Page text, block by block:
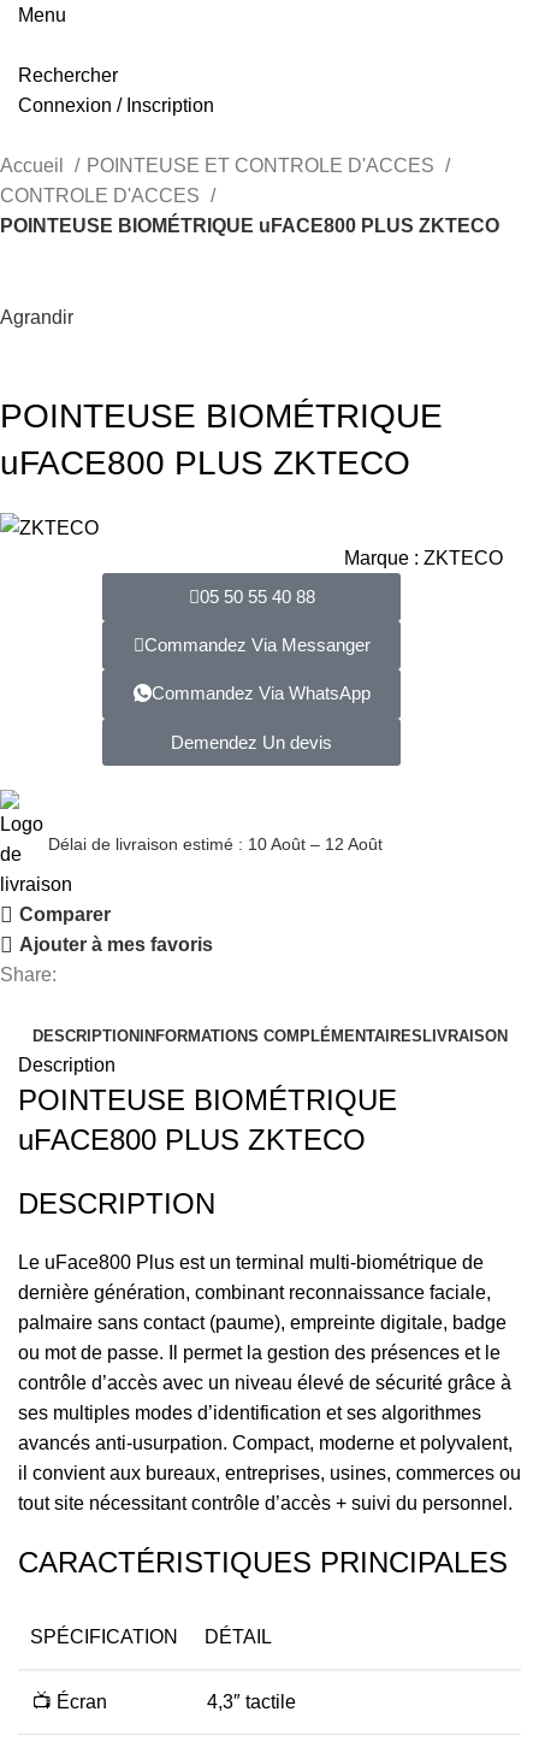
Menu
Rechercher
Connexion / Inscription
Accueil
POINTEUSE ET CONTROLE D'ACCES
CONTROLE D'ACCES
POINTEUSE BIOMÉTRIQUE uFACE800 PLUS ZKTECO
Agrandir
POINTEUSE BIOMÉTRIQUE
uFACE800 PLUS ZKTECO
Marque :ZKTECO
05 50 55 40 88
Commandez Via Messanger
Commandez Via WhatsApp
Demendez Un devis
Délai de livraison estimé : 10 Août – 12 Août
Comparer
Ajouter à mes favoris
Share:
DESCRIPTIONINFORMATIONS COMPLÉMENTAIRESLIVRAISON
Description
POINTEUSE BIOMÉTRIQUE
uFACE800 PLUS ZKTECO
DESCRIPTION
Le uFace800 Plus est un terminal multi-biométrique de
dernière génération, combinant reconnaissance faciale,
palmaire sans contact (paume), empreinte digitale, badge
ou mot de passe. Il permet la gestion des présences et le
contrôle d’accès avec un niveau élevé de sécurité grâce à
ses multiples modes d’identification et ses algorithmes
avancés anti-usurpation. Compact, moderne et polyvalent,
il convient aux bureaux, entreprises, usines, commerces ou
tout site nécessitant contrôle d’accès + suivi du personnel.
CARACTÉRISTIQUES PRINCIPALES
SPÉCIFICATION DÉTAIL
📺 Écran 4,3″ tactile